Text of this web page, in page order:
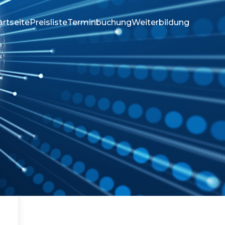
PreislisteTerminbuchungWeiterbildung